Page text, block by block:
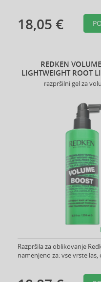
18,05 €
REDKEN
LIGHTWEIGHT ROOT
razpršilni gel za
Razpršila za oblikovanje
namenjeno za: vse vrste las,